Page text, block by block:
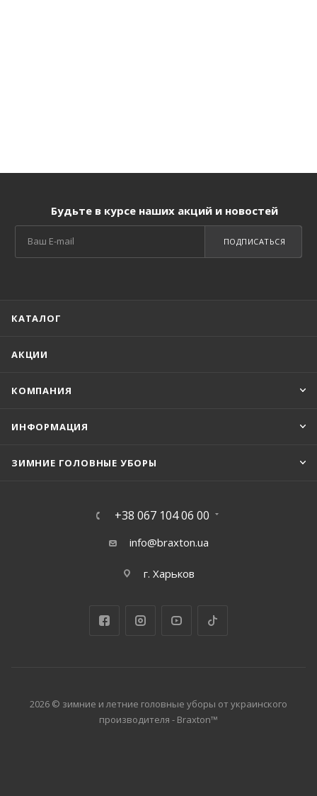
Будьте в курсе наших акций и новостей
ПОДПИСАТЬСЯ
КАТАЛОГ
АКЦИИ
КОМПАНИЯ
ИНФОРМАЦИЯ
ЗИМНИЕ ГОЛОВНЫЕ УБОРЫ
+38 067 104 06 00
info@braxton.ua
г. Харьков
2026 © зимние и летние головные уборы от украинского
производителя - Braxton™